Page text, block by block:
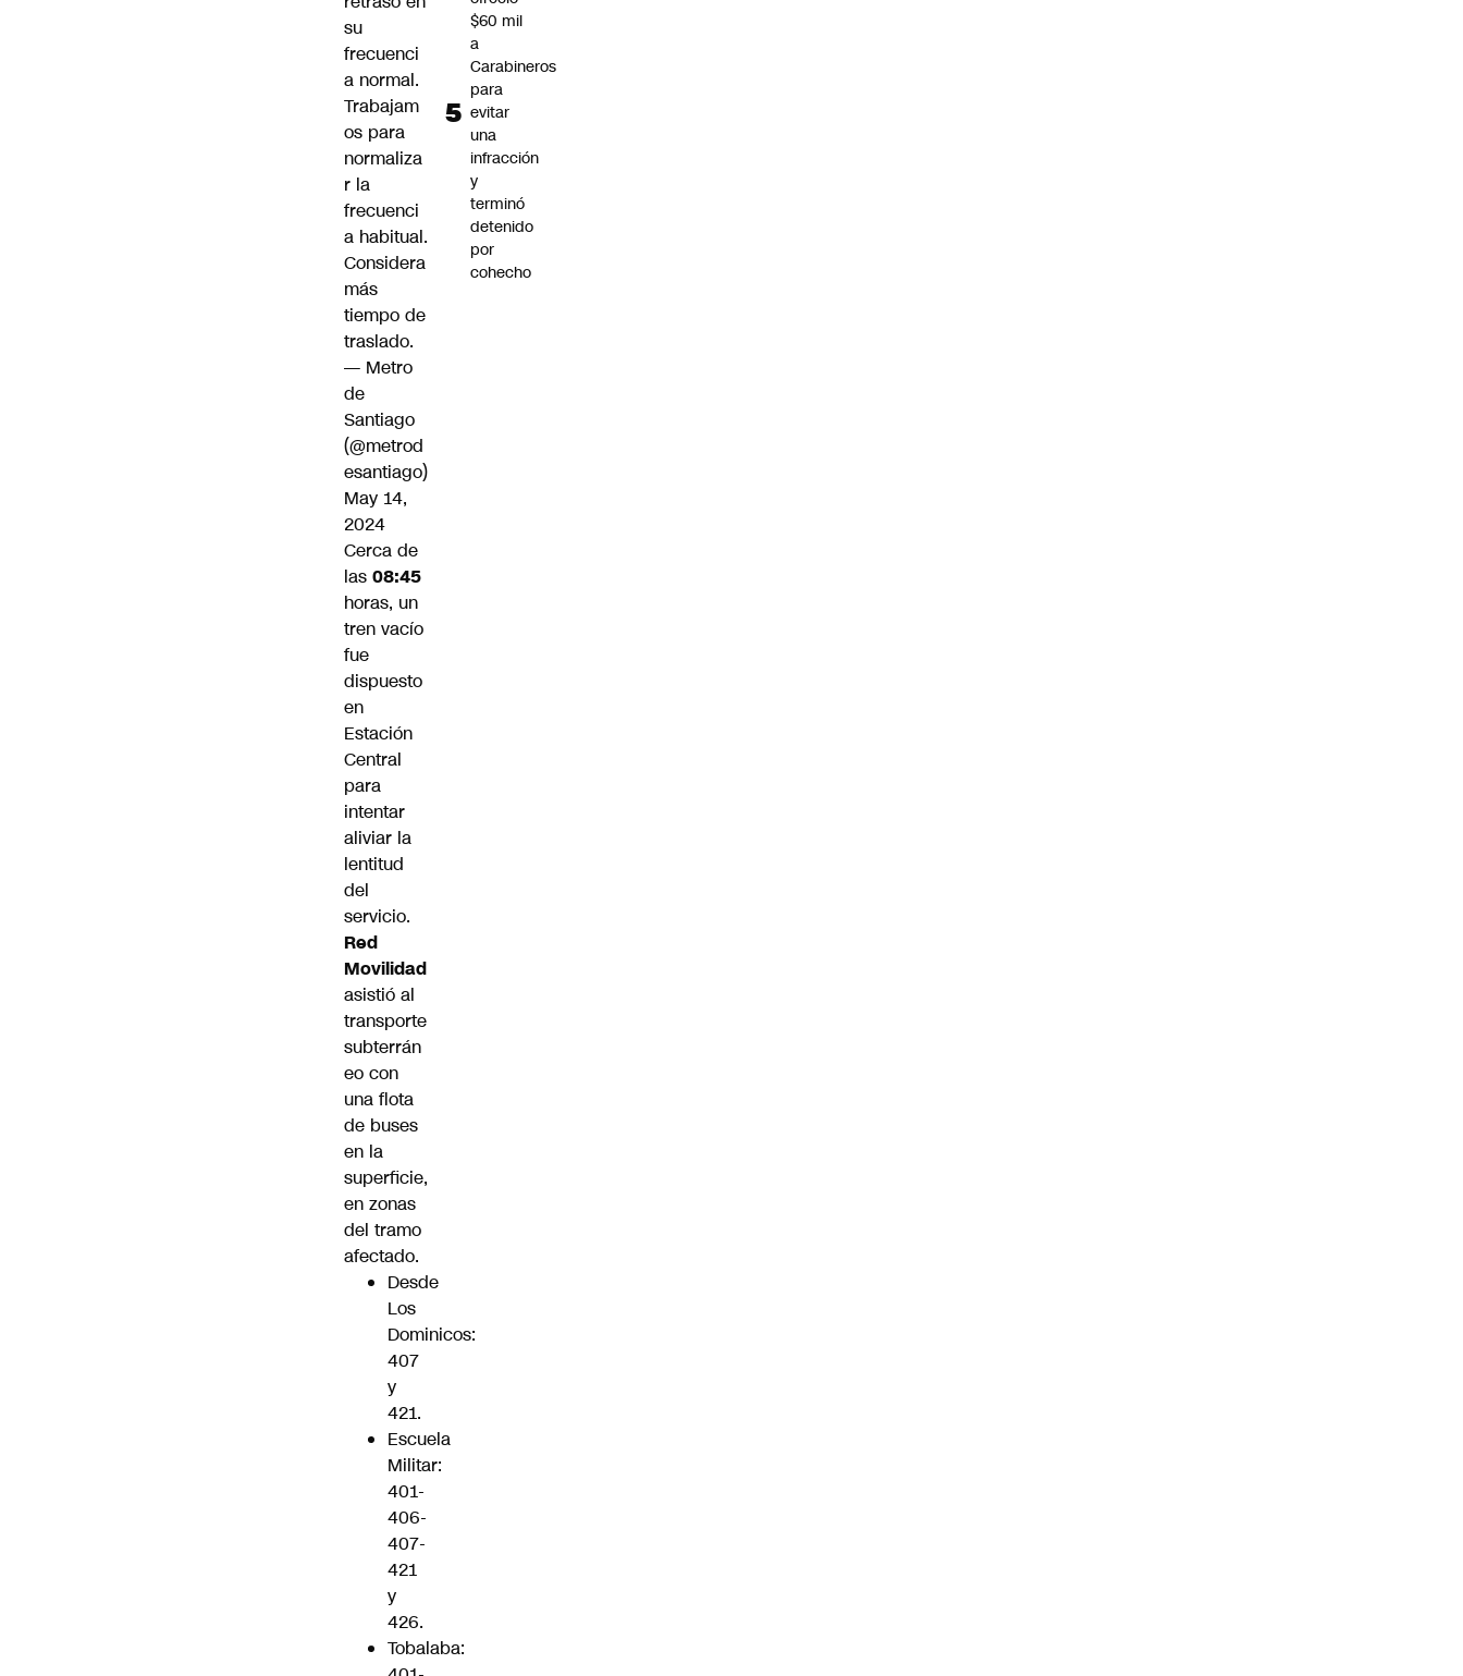
su
frecuenci
a normal.
Trabajam
os para
normaliza
r la
frecuenci
a habitual.
Considera
más
tiempo de
traslado.
— Metro
de
Santiago
(@metrod
esantiago)
May 14,
2024
Cerca de
las 08:45
horas, un
tren vacío
fue
dispuesto
en
Estación
Central
para
intentar
aliviar la
lentitud
del
servicio.
Red
Movilidad
asistió al
transporte
subterrán
eo con
una flota
de buses
en la
superficie,
en zonas
del tramo
afectado.
Desde
Los
Dominicos:
407
y
421.
Escuela
Militar:
401-
406-
407-
421
y
426.
Tobalaba:
$60 mil
a
Carabineros
para
evitar
una
infracción
y
terminó
detenido
por
cohecho